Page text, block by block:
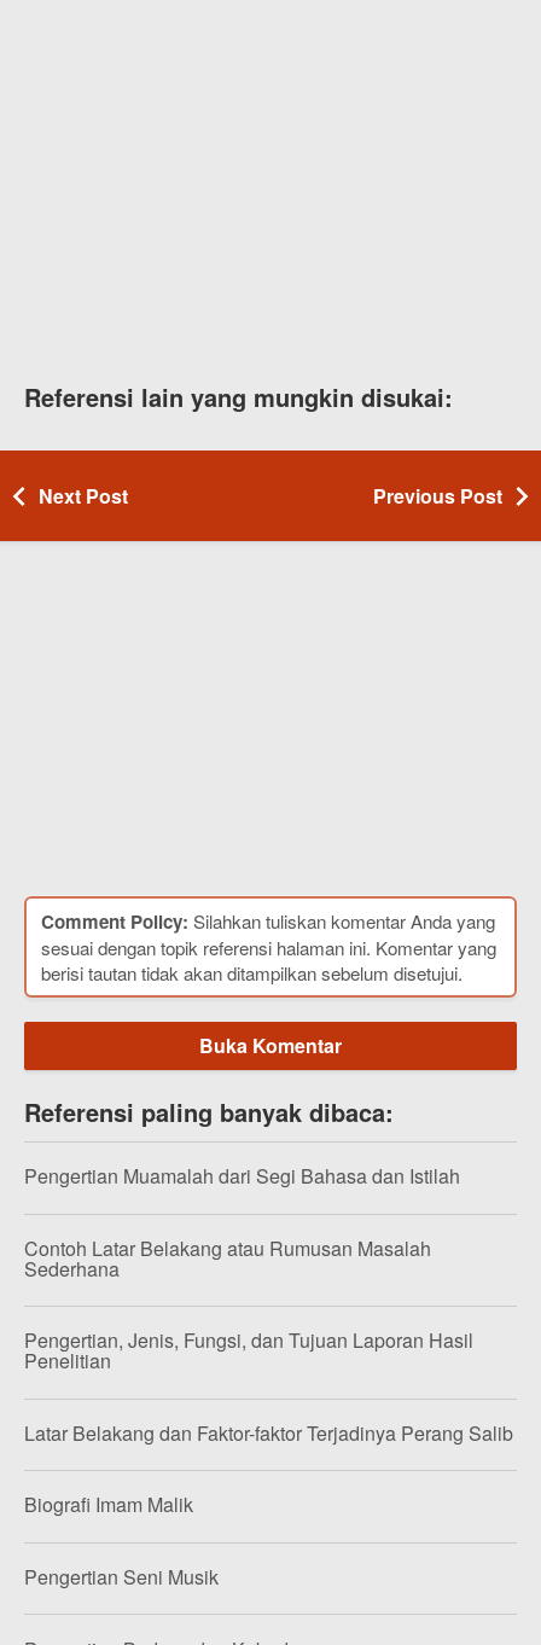
Referensi lain yang mungkin disukai:
Next Post Previous Post
Comment Policy: Silahkan tuliskan komentar Anda yang
sesuai dengan topik referensi halaman ini. Komentar yang
berisi tautan tidak akan ditampilkan sebelum disetujui.
Buka Komentar
Referensi paling banyak dibaca:
Pengertian Muamalah dari Segi Bahasa dan Istilah
Contoh Latar Belakang atau Rumusan Masalah
Sederhana
Pengertian, Jenis, Fungsi, dan Tujuan Laporan Hasil
Penelitian
Latar Belakang dan Faktor-faktor Terjadinya Perang Salib
Biografi Imam Malik
Pengertian Seni Musik